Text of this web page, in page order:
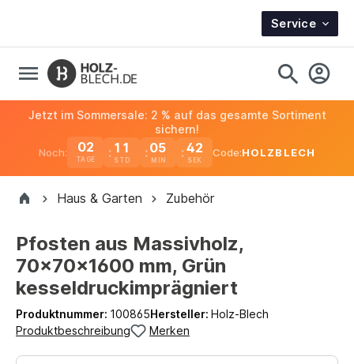
Service
Noch: 02
TAGE
11 05 42
Jetzt im Sommersale: 2 % auf das gesamte Sortiment
sichern!
Code:HOLZBLECH
Haus & Garten Zubehör
Pfosten aus Massivholz,
70x70x1600 mm, Grün
kesseldruckimprägniert
Produktnummer: 100865Hersteller: Holz-Blech
Produktbeschreibung
Merken